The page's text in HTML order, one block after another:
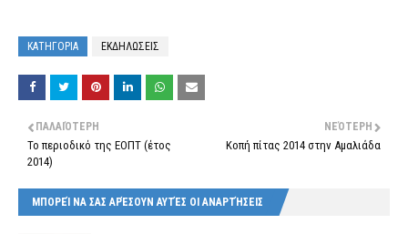
ΚΑΤΗΓΟΡΙΑ ΕΚΔΗΛΩΣΕΙΣ
ΝΕΌΤΕΡΗ
Κοπή πίτας 2014 στην Αμαλιάδα
ΠΑΛΑΙΌΤΕΡΗ
Το περιοδικό της ΕΟΠΤ (έτος
2014)
ΜΠΟΡΕΊ ΝΑ ΣΑΣ ΑΡΈΣΟΥΝ ΑΥΤΈΣ ΟΙ ΑΝΑΡΤΉΣΕΙΣ